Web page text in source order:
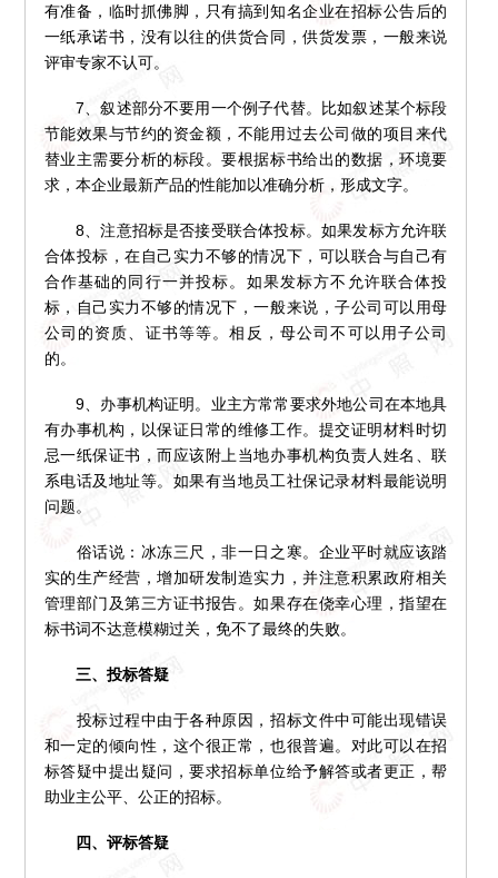
有准备，临时抓佛脚，只有搞到知名企业在招标公告后的
一纸承诺书，没有以往的供货合同，供货发票，一般来说
评审专家不认可。
7、叙述部分不要用一个例子代替。比如叙述某个标段
节能效果与节约的资金额，不能用过去公司做的项目来代
替业主需要分析的标段。要根据标书给出的数据，环境要
求，本企业最新产品的性能加以准确分析，形成文字。
8、注意招标是否接受联合体投标。如果发标方允许联
合体投标，在自己实力不够的情况下，可以联合与自己有
合作基础的同行一并投标。如果发标方不允许联合体投
标，自己实力不够的情况下，一般来说，子公司可以用母
公司的资质、证书等等。相反，母公司不可以用子公司
的。
9、办事机构证明。业主方常常要求外地公司在本地具
有办事机构，以保证日常的维修工作。提交证明材料时切
忌一纸保证书，而应该附上当地办事机构负责人姓名、联
系电话及地址等。如果有当地员工社保记录材料最能说明
问题。
俗话说：冰冻三尺，非一日之寒。企业平时就应该踏
实的生产经营，增加研发制造实力，并注意积累政府相关
管理部门及第三方证书报告。如果存在侥幸心理，指望在
标书词不达意模糊过关，免不了最终的失败。
三、投标答疑
投标过程中由于各种原因，招标文件中可能出现错误
和一定的倾向性，这个很正常，也很普遍。对此可以在招
标答疑中提出疑问，要求招标单位给予解答或者更正，帮
助业主公平、公正的招标。
四、评标答疑